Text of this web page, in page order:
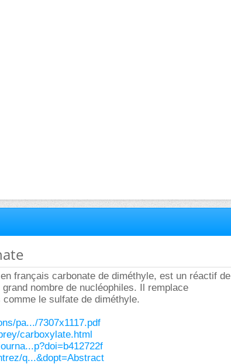
français carbonate de diméthyle, est un réactif de
nombre de nucléophiles. Il remplace
le sulfate de diméthyle.
pa.../7307x1117.pdf
carboxylate.html
q...&dopt=Abstract